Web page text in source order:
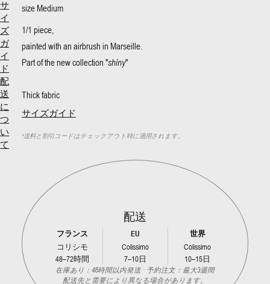
サ
イ
ズ
ガ
イ
ド
配
送
に
つ
い
て
size Medium
1/1 piece,
painted with an airbrush in Marseille.
Part of the new collection "shiny"
Thick fabric
サイズガイド
*送料と割引コードはチェックアウト時に適用されます。
配送
フランス
コリシモ
48–72時間
EU
Colissimo
7–10日
世界
Colissimo
10–15日
在庫あり：48時間以内発送 · 予約注文：最大3週間
配送先と需要により異なる場合があります。